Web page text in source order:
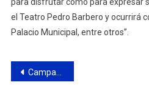
para disfrutar como para expresar
el Teatro Pedro Barbero y ocurrirá
Palacio Municipal, entre otros”.
Navegación
Campana recibirá fondos de la Provincia para combatir la inseguridad